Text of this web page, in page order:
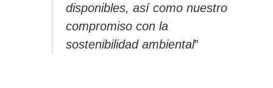
disponibles, así como nuestro
compromiso con la
sostenibilidad ambiental”